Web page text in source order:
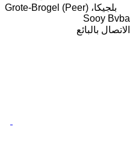
بلجيكا، Grote-Brogel (Peer)
Sooy Bvba
الاتصال بالبائع